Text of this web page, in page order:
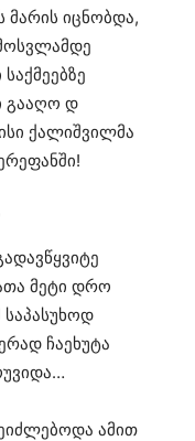
მარის იცნობდა,
გააღო დ
ქალიშვილმა
მეტი დრო
ჩაეხუტა
ამით